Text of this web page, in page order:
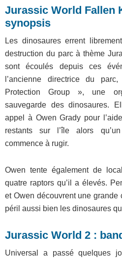
Jurassic World Fallen
synopsis
Les dinosaures errent
destruction du parc à thème
sont écoulés depuis ces
l’ancienne directrice du
Protection Group », une
sauvegarde des dinosaures.
appel à Owen Grady pour
restants sur l’île alors
commence à rugir.
Owen tente également de
quatre raptors qu’il a élevés.
et Owen découvrent une grande
péril aussi bien les dinosaures
Jurassic World 2 :
Universal a passé quelques